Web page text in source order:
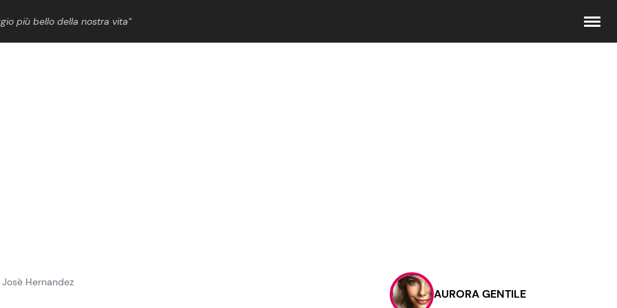
più bello della nostra vita”
Contattaci
Pubblicità
Hernandez
AURORA GENTILE